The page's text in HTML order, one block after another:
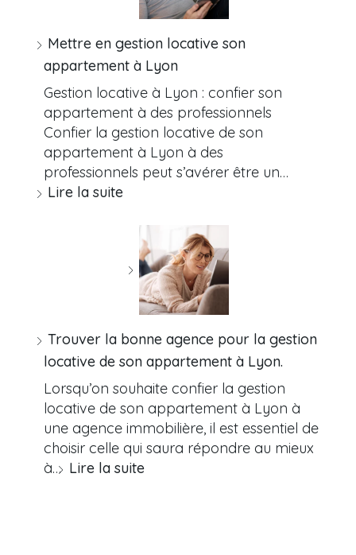
Mettre en gestion locative son
appartement à Lyon
Gestion locative à Lyon : confier son
appartement à des professionnels
Confier la gestion locative de son
appartement à Lyon à des
professionnels peut s’avérer être un…
Lire la suite
Trouver la bonne agence pour la gestion
locative de son appartement à Lyon.
Lorsqu’on souhaite confier la gestion
locative de son appartement à Lyon à
une agence immobilière, il est essentiel de
choisir celle qui saura répondre au mieux
à… Lire la suite